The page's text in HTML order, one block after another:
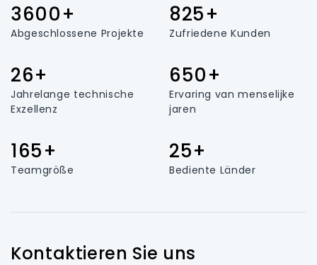
3600+
Abgeschlossene Projekte
825+
Zufriedene Kunden
26+
Jahrelange technische
Exzellenz
650+
Ervaring van menselijke
jaren
165+
Teamgröße
25+
Bediente Länder
Kontaktieren Sie uns